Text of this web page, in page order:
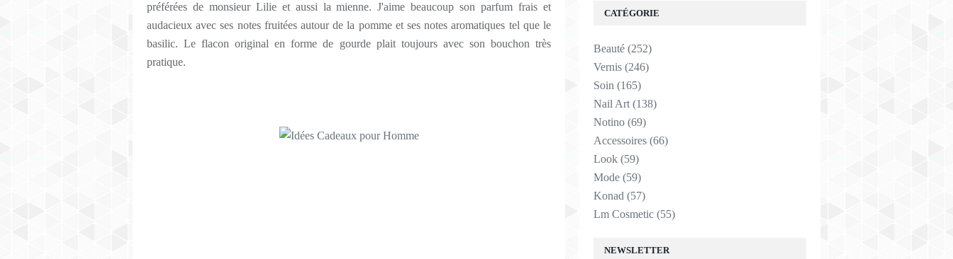
préférées de monsieur Lilie et aussi la mienne. J'aime beaucoup son parfum frais et
audacieux avec ses notes fruitées autour de la pomme et ses notes aromatiques tel que le
basilic. Le flacon original en forme de gourde plait toujours avec son bouchon très
pratique.
NEWSLETTER
CATÉGORIE
Beauté (252)
Vernis (246)
Soin (165)
Nail Art (138)
Notino (69)
Accessoires (66)
Look (59)
Mode (59)
Konad (57)
Lm Cosmetic (55)